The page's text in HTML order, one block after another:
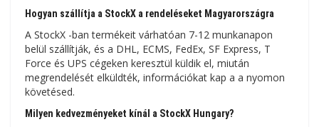
Hogyan szállítja a StockX a rendeléseket Magyarországra
A StockX -ban termékeit várhatóan 7-12 munkanapon
belül szállítják, és a DHL, ECMS, FedEx, SF Express, T
Force és UPS cégeken keresztül küldik el, miután
megrendelését elküldték, információkat kap a a nyomon
követésed.
Milyen kedvezményeket kínál a StockX Hungary?